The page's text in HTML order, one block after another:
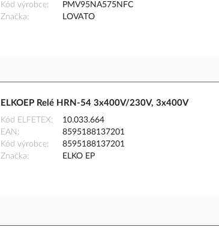
Kód výrobce
PMV95NA575NFC
Značka
LOVATO
ELKOEP Relé HRN-54 3x400V/230V, 3x400V
Kód ELFETEX
10.033.664
EAN
8595188137201
Kód výrobce
8595188137201
Značka
ELKO EP